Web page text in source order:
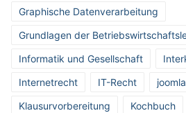
Graphische Datenverarbeitung
Grundlagen der
Informatik und Gesellschaft
Internetrecht
IT-Recht
joomla
Klausurvorbereitung
Kochbuch